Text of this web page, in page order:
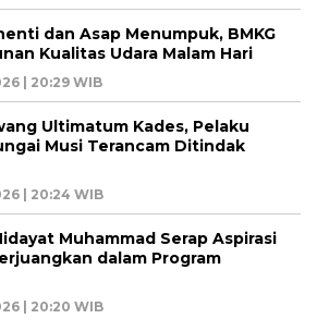
dan Asap Menumpuk, BMKG
Kualitas Udara Malam Hari
| 20:29 WIB
Ultimatum Kades, Pelaku
Musi Terancam Ditindak
| 20:24 WIB
Muhammad Serap Aspirasi
dalam Program
| 20:20 WIB